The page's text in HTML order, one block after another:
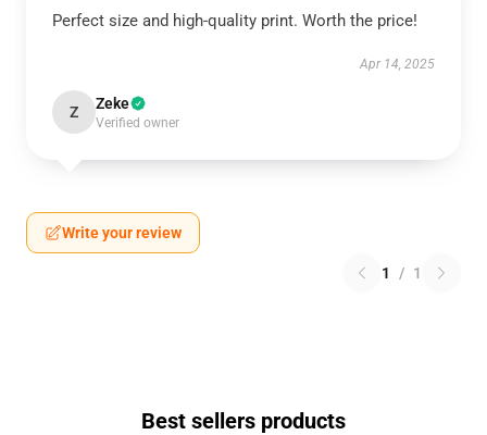
Perfect size and high-quality print. Worth the price!
Apr 14, 2025
Z Zeke
Verified owner
Write your review
1 / 1
Best sellers products